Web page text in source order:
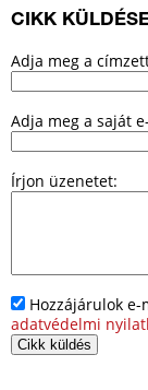
CIKK
Adja meg a
Adja meg a saját
Írjon üzenetet:
Hozzájárulok
adatvédelmi